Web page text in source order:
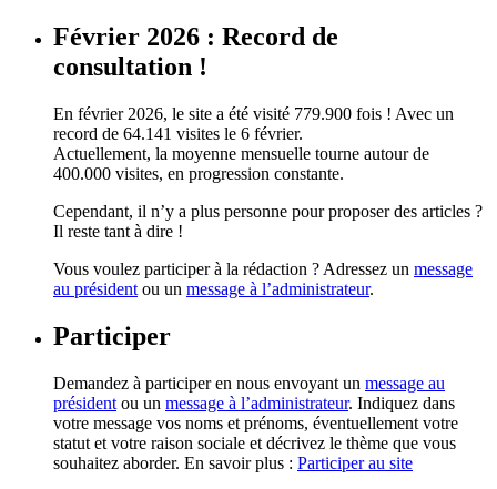
Février 2026 : Record de
consultation !
En février 2026, le site a été visité 779.900 fois ! Avec un
record de 64.141 visites le 6 février.
Actuellement, la moyenne mensuelle tourne autour de
400.000 visites, en progression constante.
Cependant, il n’y a plus personne pour proposer des articles ?
Il reste tant à dire !
Vous voulez participer à la rédaction ? Adressez un message
au président ou un message à l’administrateur.
Participer
Demandez à participer en nous envoyant un message au
président ou un message à l’administrateur. Indiquez dans
votre message vos noms et prénoms, éventuellement votre
statut et votre raison sociale et décrivez le thème que vous
souhaitez aborder. En savoir plus : Participer au site